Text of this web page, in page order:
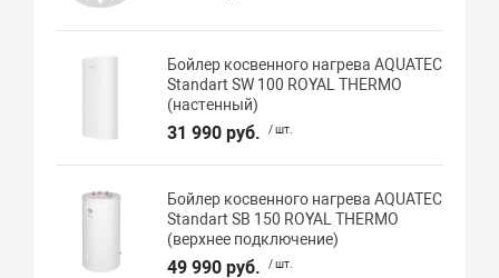
Бойлер косвенного нагрева AQUATEC
Standart SW 100 ROYAL THERMO
(настенный)
31 990 руб. / шт.
Бойлер косвенного нагрева AQUATEC
Standart SB 150 ROYAL THERMO
(верхнее подключение)
49 990 руб. / шт.